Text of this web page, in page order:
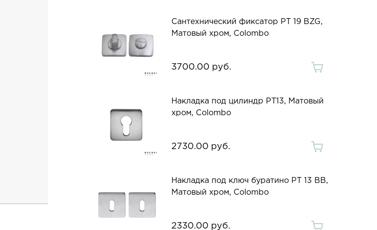
Сантехнический фиксатор PT 19 BZG,
Матовый хром, Colombo
3700.00 руб.
Накладка под цилиндр PT13, Матовый
хром, Colombo
2730.00 руб.
Накладка под ключ буратино PT 13 BB,
Матовый хром, Colombo
2330.00 руб.